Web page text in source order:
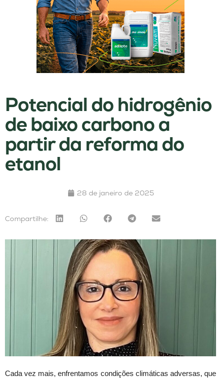
Potencial do hidrogênio
de baixo carbono a
partir da reforma do
etanol
28 de janeiro de 2025
Compartilhe:
Cada vez mais, enfrentamos condições climáticas adversas, que